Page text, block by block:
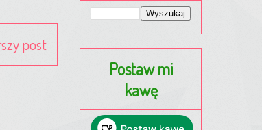
post
Postaw mi
kawę